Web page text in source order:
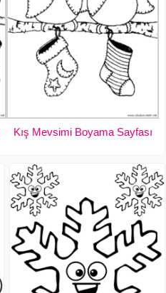
Kış Mevsimi Boyama Sayfası